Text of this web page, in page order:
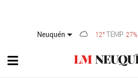
Neuquén 12°TEMP 27%